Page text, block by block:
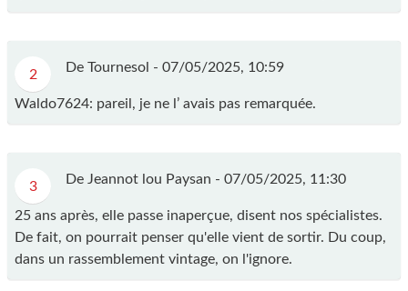
2 De Tournesol - 07/05/2025, 10:59
Waldo7624: pareil, je ne l’ avais pas remarquée.
3 De Jeannot lou Paysan - 07/05/2025, 11:30
25 ans après, elle passe inaperçue, disent nos spécialistes.
De fait, on pourrait penser qu'elle vient de sortir. Du coup,
dans un rassemblement vintage, on l'ignore.